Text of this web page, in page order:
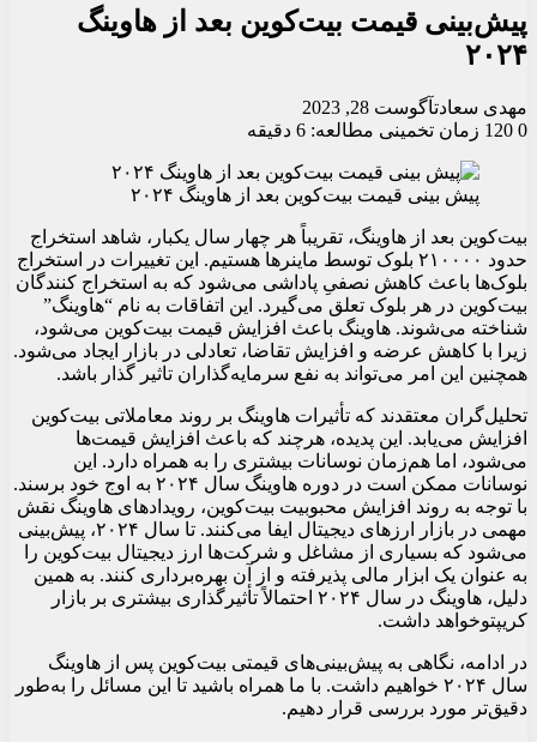
پیش‌بینی قیمت بیت‌کوین بعد از هاوینگ
۲۰۲۴
مهدی سعادتآگوست 28, 2023
0
زمان تخمینی مطالعه: 6 دقیقه
پیش بینی قیمت بیت‌کوین بعد از هاوینگ ۲۰۲۴
بیت‌کوین بعد از هاوینگ، تقریباً هر چهار سال یکبار، شاهد استخراج
حدود ۲۱۰۰۰۰ بلوک توسط ماینرها هستیم. این تغییرات در استخراج
بلوک‌ها باعث کاهش نصفیِ پاداشی می‌شود که به استخراج کنندگان
بیت‌کوین در هر بلوک تعلق می‌گیرد. این اتفاقات به نام “هاوینگ”
شناخته می‌شوند. هاوینگ باعث افزایش قیمت بیت‌کوین می‌شود،
زیرا با کاهش عرضه و افزایش تقاضا، تعادلی در بازار ایجاد می‌شود.
همچنین این امر می‌تواند به نفع سرمایه‌گذاران تاثیر گذار باشد.
تحلیل‌گران معتقدند که تأثیرات هاوینگ بر روند معاملاتی بیت‌کوین
افزایش می‌یابد. این پدیده، هرچند که باعث افزایش قیمت‌ها
می‌شود، اما هم‌زمان نوسانات بیشتری را به همراه دارد. این
نوسانات ممکن است در دوره هاوینگ سال ۲۰۲۴ به اوج خود برسند.
با توجه به روند افزایش محبوبیت بیت‌کوین، رویدادهای هاوینگ نقش
مهمی در بازار ارزهای دیجیتال ایفا می‌کنند. تا سال ۲۰۲۴، پیش‌بینی
می‌شود که بسیاری از مشاغل و شرکت‌ها ارز دیجیتال بیت‌کوین را
به عنوان یک ابزار مالی پذیرفته و از آن بهره‌برداری کنند. به همین
دلیل، هاوینگ در سال ۲۰۲۴ احتمالاً تأثیرگذاری بیشتری بر بازار
کریپتوخواهد داشت.
در ادامه، نگاهی به پیش‌بینی‌های قیمتی بیت‌کوین پس از هاوینگ
سال ۲۰۲۴ خواهیم داشت. با ما همراه باشید تا این مسائل را به‌طور
دقیق‌تر مورد بررسی قرار دهیم.